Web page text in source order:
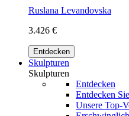
Ruslana Levandovska
3.426 €
Entdecken
Skulpturen
Skulpturen
Entdecken
Entdecken
Unsere Top-